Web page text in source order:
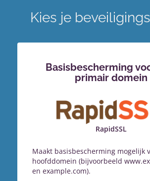
Kies je
Basisbescherming
primair domein
RapidSSL
Maakt basisbescherming mogelijk
hoofddomein (bijvoorbeeld
en example.com).